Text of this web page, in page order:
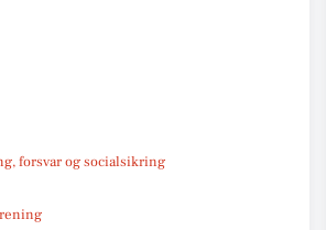
forsvar og socialsikring